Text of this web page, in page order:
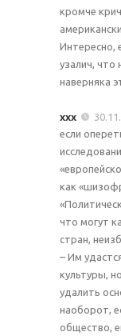
кромче
Интересно,
узалич, что
наверняка
ххх
если
как
что могут
стран,
– Им
культуры,
удалить
наоборот,
общество,